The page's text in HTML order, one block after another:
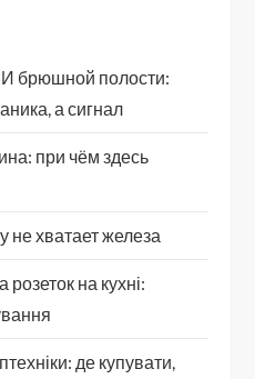
брюшной полости:
а сигнал
при чём здесь
не хватает железа
на кухні:
де купувати,